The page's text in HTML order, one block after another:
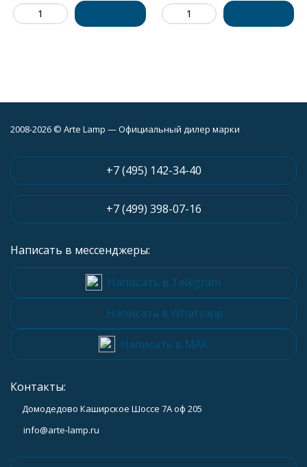
2008-2026 © Arte Lamp — Официальный дилер марки
+7 (495) 142-34-40
+7 (499) 398-07-16
Написать в мессенджеры:
Написать в Telegram
Написать в Whatsapp
Написать в MAX
Контакты:
Домодедово Каширское Шоссе 7А оф 205
info@arte-lamp.ru